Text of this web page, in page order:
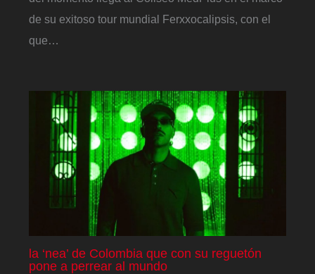
de su exitoso tour mundial Ferxxocalipsis, con el
que…
la ‘nea’ de Colombia que con su reguetón
pone a perrear al mundo